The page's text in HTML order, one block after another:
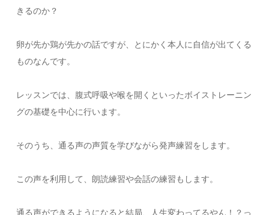
きるのか？
卵が先か鶏が先かの話ですが、とにかく本人に自信が出てくる
ものなんです。
レッスンでは、腹式呼吸や喉を開くといったボイストレーニン
グの基礎を中心に行います。
そのうち、通る声の声質を学びながら発声練習をします。
この声を利用して、朗読練習や会話の練習もします。
通る声ができるようになると結局、人生変わってるやん！？っ